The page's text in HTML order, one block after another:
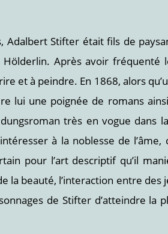
Adalbert Stifter était fils de
Après avoir fréquenté
et à peindre. En 1868, alors
lui une poignée de romans ainsi
très en vogue dans
à la noblesse de l’âme,
pour l’art descriptif qu’il
beauté, l’interaction entre des
de Stifter d’atteindre la